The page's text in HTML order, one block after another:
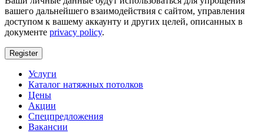
вашего дальнейшего взаимодействия с сайтом, управления
доступом к вашему аккаунту и других целей, описанных в
документе privacy policy.
Register
Услуги
Каталог натяжных потолков
Цены
Акции
Спецпредложения
Вакансии